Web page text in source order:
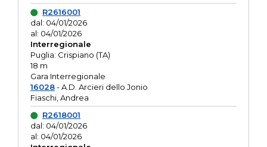
R2616001
dal: 04/01/2026
al: 04/01/2026
Interregionale
Puglia: Crispiano (TA)
18 m
Gara Interregionale
16028- A.D. Arcieri dello Jonio
Fiaschi, Andrea
R2618001
dal: 04/01/2026
al: 04/01/2026